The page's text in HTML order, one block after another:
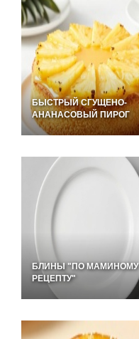
БЫСТРЫЙ СГУЩЕНО-
АНАНАСОВЫЙ ПИРОГ
БЛИНЫ "ПО МАМИНОМУ
РЕЦЕПТУ"